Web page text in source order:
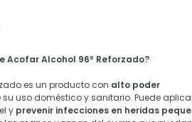
Acofar Alcohol 96º Reforzado?
es un producto con alto poder
su uso doméstico y sanitario. Puede
y prevenir infecciones en heridas